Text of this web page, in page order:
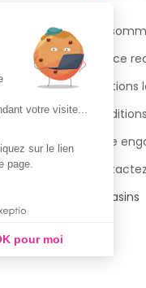
Qui
Espace
Mentions
Notre
Magasins
votre visite...
sur le lien
page.
pour moi